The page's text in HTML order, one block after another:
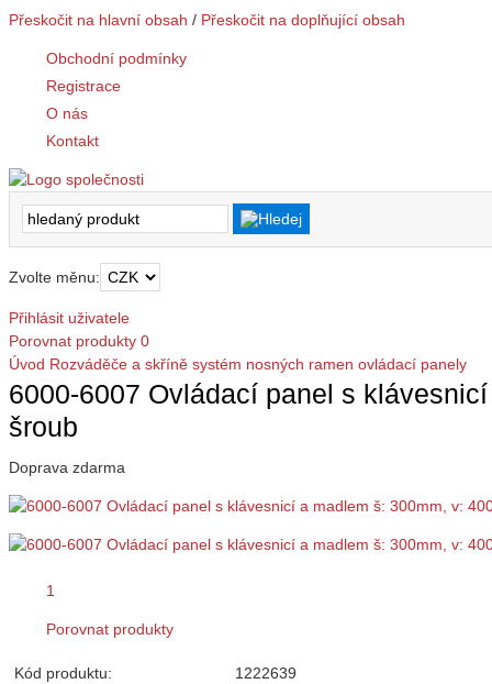
Přeskočit na hlavní obsah / Přeskočit na doplňující obsah
Obchodní podmínky
Registrace
O nás
Kontakt
Zvolte měnu:
Přihlásit uživatele
Porovnat produkty 0
Úvod Rozváděče a skříně systém nosných ramen ovládací panely
6000-6007 Ovládací panel s
šroub
Doprava zdarma
1
Porovnat produkty
Kód produktu:
1222639